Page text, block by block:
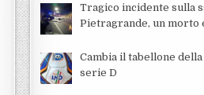
Tragico incidente sulla
Pietragrande, un
Cambia il tabellone
serie D